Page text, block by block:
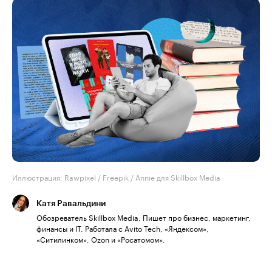
Иллюстрация: Rawpixel / Freepik / Annie для Skillbox Media
Катя Равальдини
Обозреватель Skillbox Media. Пишет про бизнес, маркетинг,
финансы и IT. Работала с Avito Tech, «Яндексом»,
«Ситилинком», Ozon и «Росатомом».